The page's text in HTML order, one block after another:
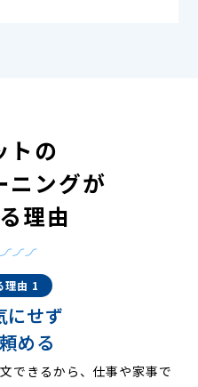
トの
ニングが
理由
理由 1
にせず
める
できるから、仕事や家事で